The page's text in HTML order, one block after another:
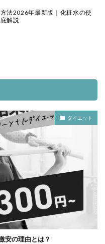
法2026年最新版｜化粧水の使
解説
ダイエット
安の理由とは？